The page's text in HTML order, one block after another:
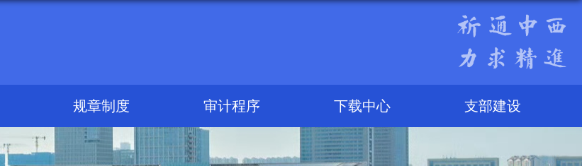
规章制度 审计程序 下载中心 支部建设